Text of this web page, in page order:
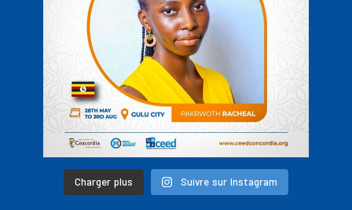
Charger plus Suivre sur Instagram